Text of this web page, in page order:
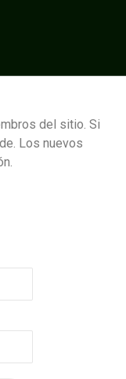
del sitio. Si
Los nuevos